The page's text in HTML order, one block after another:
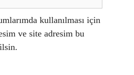
kullanılması için
ve site adresim bu